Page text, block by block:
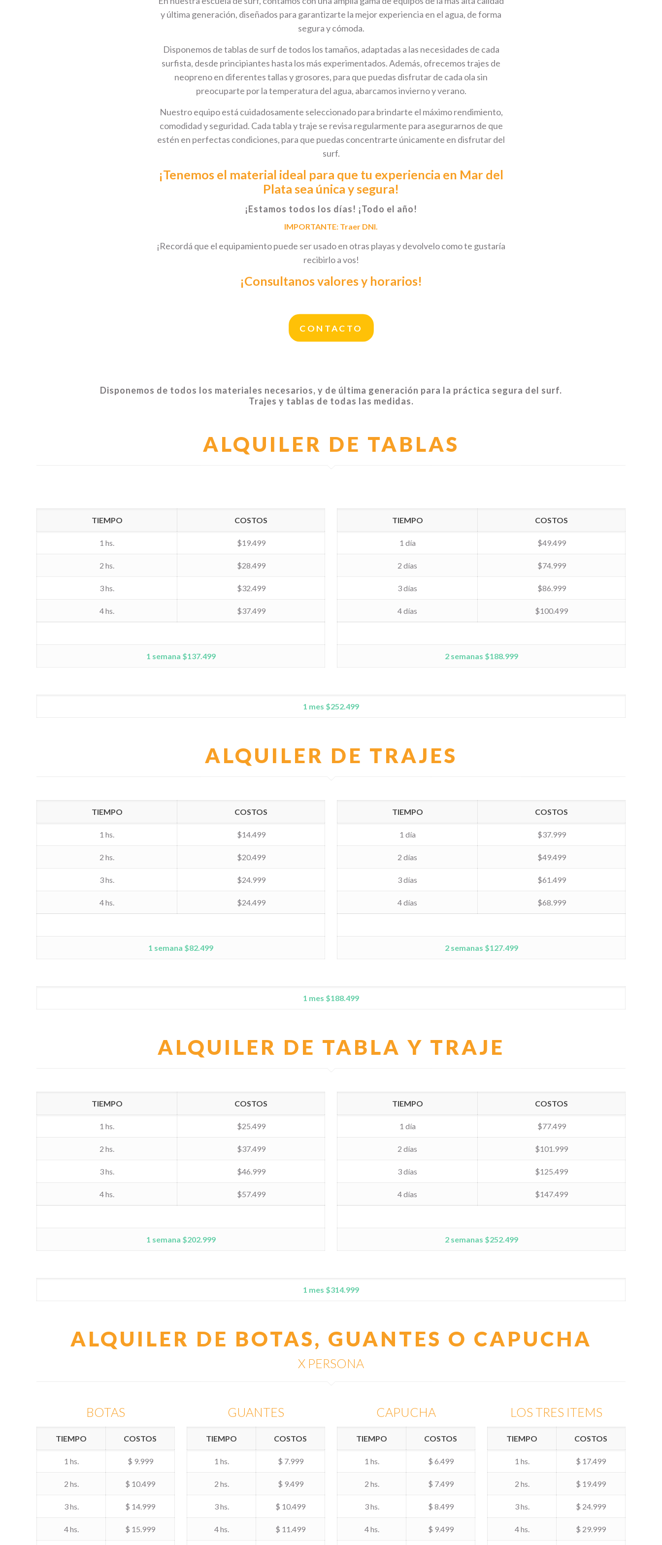
y última generación, diseñados para garantizarte la mejor experiencia en el agua, de forma
segura y cómoda.
Disponemos de tablas de surf de todos los tamaños, adaptadas a las necesidades de cada
surfista, desde principiantes hasta los más experimentados. Además, ofrecemos trajes de
neopreno en diferentes tallas y grosores, para que puedas disfrutar de cada ola sin
preocuparte por la temperatura del agua, abarcamos invierno y verano.
Nuestro equipo está cuidadosamente seleccionado para brindarte el máximo rendimiento,
comodidad y seguridad. Cada tabla y traje se revisa regularmente para asegurarnos de que
estén en perfectas condiciones, para que puedas concentrarte únicamente en disfrutar del
surf.
¡Tenemos el material ideal para que tu experiencia en Mar del
Plata sea única y segura!
¡Estamos todos los días! ¡Todo el año!
IMPORTANTE: Traer DNI.
¡Recordá que el equipamiento puede ser usado en otras playas y devolvelo como te gustaría
recibirlo a vos!
¡Consultanos valores y horarios!
CONTACTO
Disponemos de todos los materiales necesarios, y de última generación para la práctica segura del surf.
Trajes y tablas de todas las medidas.
ALQUILER DE TABLAS
TIEMPO COSTOS
1 hs. $19.499
2 hs. $28.499
3 hs. $32.499
4 hs. $37.499
1 semana $137.499
TIEMPO COSTOS
1 día $49.499
2 días $74.999
3 días $86.999
4 días $100.499
2 semanas $188.999
1 mes $252.499
ALQUILER DE TRAJES
TIEMPO COSTOS
1 hs. $14.499
2 hs. $20.499
3 hs. $24.999
4 hs. $24.499
1 semana $82.499
TIEMPO COSTOS
1 día $37.999
2 días $49.499
3 días $61.499
4 días $68.999
2 semanas $127.499
1 mes $188.499
ALQUILER DE TABLA Y TRAJE
TIEMPO COSTOS
1 hs. $25.499
2 hs. $37.499
3 hs. $46.999
4 hs. $57.499
1 semana $202.999
TIEMPO COSTOS
1 día $77.499
2 días $101.999
3 días $125.499
4 días $147.499
2 semanas $252.499
1 mes $314.999
ALQUILER DE BOTAS, GUANTES O CAPUCHA
X PERSONA
BOTAS
TIEMPO COSTOS
1 hs. $ 9.999
2 hs. $ 10.499
3 hs. $ 14.999
4 hs. $ 15.999
GUANTES
TIEMPO COSTOS
1 hs. $ 7.999
2 hs. $ 9.499
3 hs. $ 10.499
4 hs. $ 11.499
CAPUCHA
TIEMPO COSTOS
1 hs. $ 6.499
2 hs. $ 7.499
3 hs. $ 8.499
4 hs. $ 9.499
LOS TRES ITEMS
TIEMPO COSTOS
1 hs. $ 17.499
2 hs. $ 19.499
3 hs. $ 24.999
4 hs. $ 29.999